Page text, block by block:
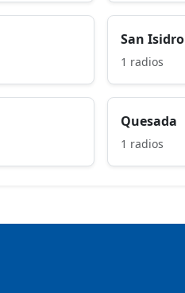
San Isidro
1 radios
Quesada
1 radios